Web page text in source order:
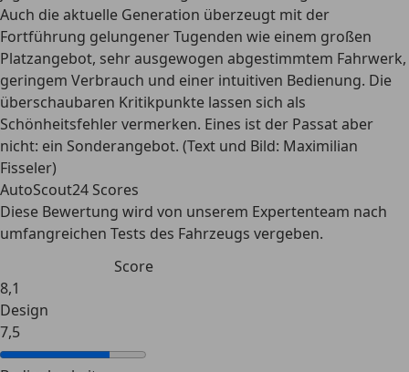
Auch die aktuelle Generation überzeugt mit der
Fortführung gelungener Tugenden wie einem großen
Platzangebot, sehr ausgewogen abgestimmtem Fahrwerk,
geringem Verbrauch und einer intuitiven Bedienung. Die
überschaubaren Kritikpunkte lassen sich als
Schönheitsfehler vermerken. Eines ist der Passat aber
nicht: ein Sonderangebot. (Text und Bild: Maximilian
Fisseler)
AutoScout24 Scores
Diese Bewertung wird von unserem Expertenteam nach
umfangreichen Tests des Fahrzeugs vergeben.
Score
8,1
Design
7,5